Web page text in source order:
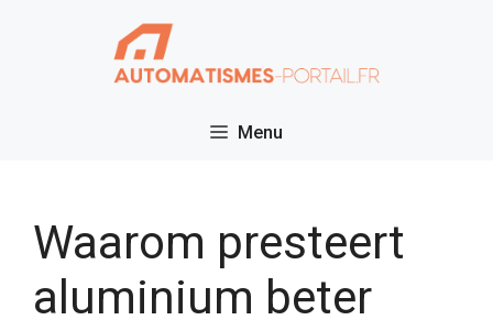
Menu
Waarom presteert
aluminium beter